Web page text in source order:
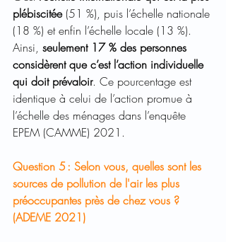
plébiscitée (51 %), puis l’échelle nationale
(18 %) et enfin l’échelle locale (13 %).
Ainsi, seulement 17 % des personnes
considèrent que c’est l’action individuelle
qui doit prévaloir. Ce pourcentage est
identique à celui de l’action promue à
l’échelle des ménages dans l’enquête
EPEM (CAMME) 2021.
Question 5 : Selon vous, quelles sont les
sources de pollution de l'air les plus
préoccupantes près de chez vous ?
(ADEME 2021)